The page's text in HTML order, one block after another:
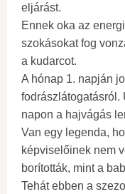
eljárást.
Ennek oka az
szokásokat fog
a kudarcot.
A hónap 1. napján
fodrászlátogatásról.
napon a hajvágás
Van egy legenda,
képviselőinek nem
borították, mint a
Tehát ebben a